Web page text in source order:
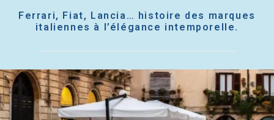
Ferrari, Fiat, Lancia… histoire des marques
italiennes à l’élégance intemporelle.